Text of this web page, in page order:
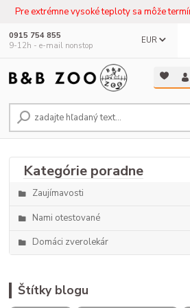
Pre extrémne vysoké teploty sa môže
EUR
0915 754 855
9-12h - e-mail nonstop
Zaujímavosti
Nami otestované
Domáci zverolekár
Štítky blogu